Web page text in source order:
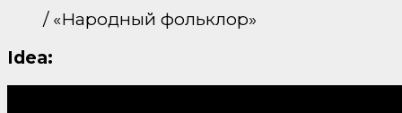
/ «Народный фольклор»
Idea: